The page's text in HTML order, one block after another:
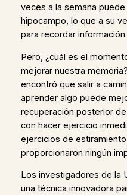
veces a la semana
hipocampo, lo que a su
para recordar información.
Pero, ¿cuál es el
mejorar nuestra
encontró que salir a
aprender algo puede
recuperación posterior
con hacer ejercicio
ejercicios de
proporcionaron ningún
Los investigadores de la
una técnica innovadora